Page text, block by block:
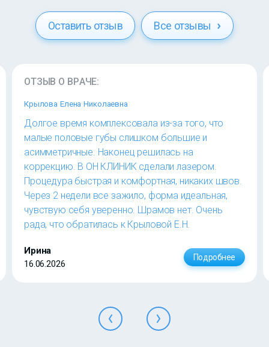
Оставить отзыв Все отзывы
ОТЗЫВ О ВРАЧЕ:
Крылова Елена Николаевна
Долгое время комплексовала из-за того, что
малые половые губы слишком большие и
асимметричные. Наконец решилась на
коррекцию. В ОН КЛИНИК сделали лазером.
Процедура быстрая и комфортная, никаких швов.
Через 2 недели все зажило, форма идеальная,
чувствую себя уверенно. Шрамов нет. Очень
рада, что обратилась к Крыловой Е.Н.
Ирина
16.06.2026
Подробнее